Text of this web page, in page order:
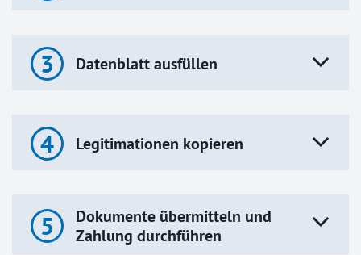
3 Datenblatt ausfüllen
4 Legitimationen kopieren
5
Dokumente übermitteln und
Zahlung durchführen